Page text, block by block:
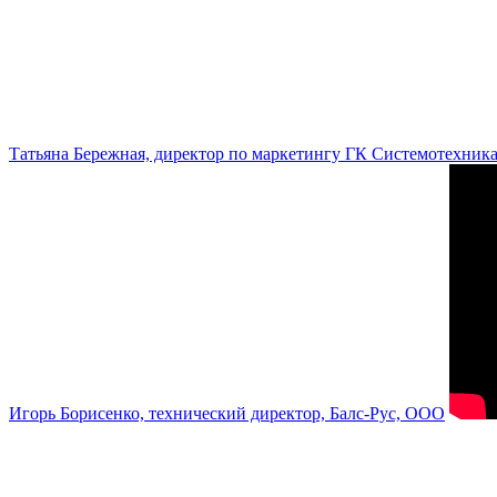
Татьяна Бережная, директор по маркетингу ГК Системотехника
Игорь Борисенко, технический директор, Балс-Рус, ООО